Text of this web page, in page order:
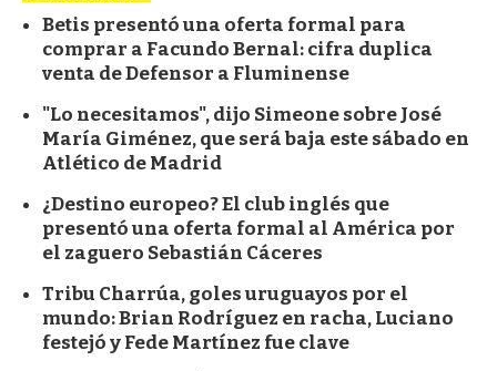
Betis presentó una oferta formal para
comprar a Facundo Bernal: cifra duplica
venta de Defensor a Fluminense
"Lo necesitamos", dijo Simeone sobre José
María Giménez, que será baja este sábado en
Atlético de Madrid
¿Destino europeo? El club inglés que
presentó una oferta formal al América por
el zaguero Sebastián Cáceres
Tribu Charrúa, goles uruguayos por el
mundo: Brian Rodríguez en racha, Luciano
festejó y Fede Martínez fue clave